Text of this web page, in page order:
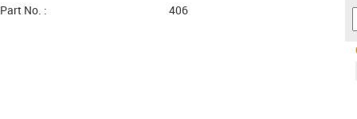
Part No. : 406